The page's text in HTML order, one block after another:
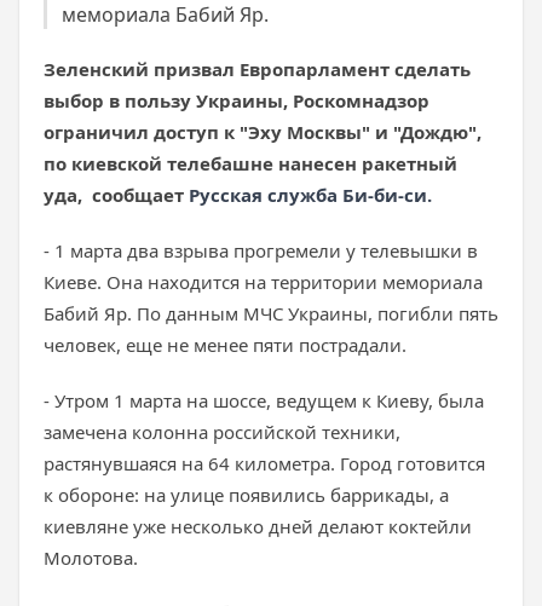
мемориала Бабий Яр.
Зеленский призвал Европарламент сделать
выбор в пользу Украины, Роскомнадзор
ограничил доступ к "Эху Москвы" и "Дождю",
по киевской телебашне нанесен ракетный
уда, сообщает Русская служба Би-би-си.
- 1 марта два взрыва прогремели у телевышки в
Киеве. Она находится на территории мемориала
Бабий Яр. По данным МЧС Украины, погибли пять
человек, еще не менее пяти пострадали.
- Утром 1 марта на шоссе, ведущем к Киеву, была
замечена колонна российской техники,
растянувшаяся на 64 километра. Город готовится
к обороне: на улице появились баррикады, а
киевляне уже несколько дней делают коктейли
Молотова.